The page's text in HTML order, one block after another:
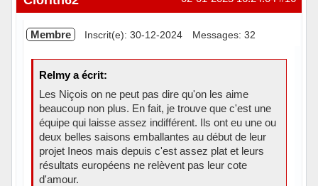
Membre Inscrit(e): 30-12-2024 Messages: 32
Relmy a écrit:
Les Niçois on ne peut pas dire qu'on les aime
beaucoup non plus. En fait, je trouve que c'est une
équipe qui laisse assez indifférent. Ils ont eu une ou
deux belles saisons emballantes au début de leur
projet Ineos mais depuis c'est assez plat et leurs
résultats européens ne relèvent pas leur cote
d'amour.